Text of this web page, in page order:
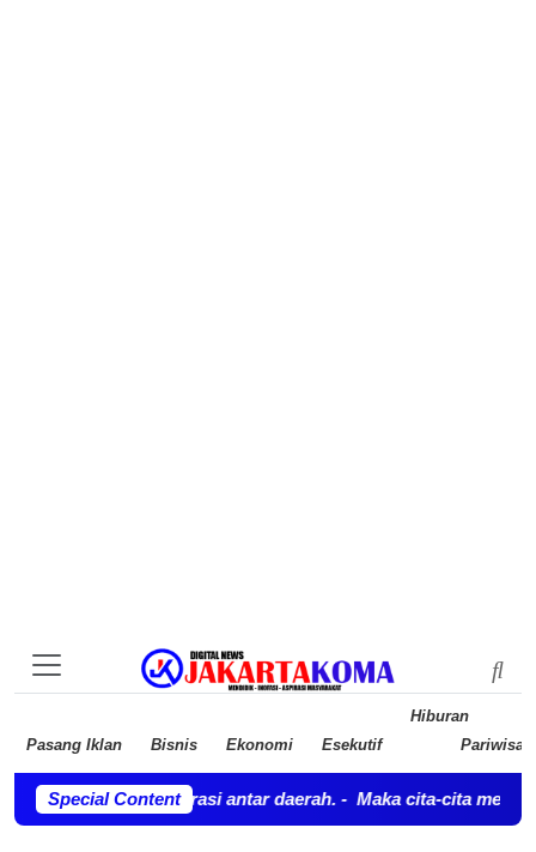
Pasang Iklan Bisnis Ekonomi Esekutif
Hiburan
Pariwisata
Special Content
kolaborasi antar daerah.- Maka cita-cita mewujudkan